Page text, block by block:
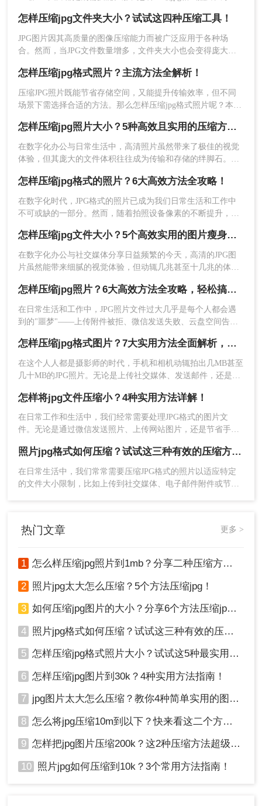
5、压缩完成点击下载即可。
780KB，画质无明显损失
方法三：专业级无损压缩（摄影师专用）
推荐工具：Caesium（免费开源）
核心优势：
可视化画质对比窗口批量处理保留EXIF
信息支持预设压缩方案
1、拖拽图片到软件界面
3、开启【渐进式加载】优化网页显示
方法四：浏览器开发者工具压缩法（新媒体小
适用场景： 需要快速获取网页适配尺寸的缩略图
操作技巧：
3、右键点击 → 【Save for Overrides】
4、本地修改后自动生成压缩版本
进阶技巧：在Sources面板直接调整quality参数（0-
100）
方法五：Python脚本批量处理（程序员专属）
指南，帮你5分钟内学会专业级压缩技巧。
怎样压缩jpg文件夹大小？试试这四种压缩工具！
JPG图片因其高质量的图像压缩能力而被广泛应用于各种场
合。然而，当JPG文件数量增多，文件夹大小也会变得庞大，
呢？本文将介绍四种实用的JPG文件夹压缩方法，帮助您轻松
减小JPG文件夹的大小。
怎样压缩jpg格式照片？主流方法全解析！
压缩JPG照片既能节省存储空间，又能提升传输效率，但不同
场景下需选择合适的方法。那么怎样压缩jpg格式照片呢？本文
提供详细操作指南与避坑建议。
怎样压缩jpg照片大小？5种高效且实用的压缩方法详解！
在数字化办公与日常生活中，高清照片虽然带来了极佳的视觉
体验，但其庞大的文件体积往往成为传输和存储的绊脚石。无
统、办公平台时的容量门槛，亦或是手机相册空间告急，怎样
压缩jpg照片大小始终是许多用户面临的常见难题。
怎样压缩jpg格式的照片？6大高效方法全攻略！
在数字化时代，JPG格式的照片已成为我们日常生活和工作中
不可或缺的一部分。然而，随着拍照设备像素的不断提升，照
便。那么，怎样压缩jpg格式的照片才能既减小体积又不损失画
质呢？本文将从专业经验出发，为您详细介绍6种实测有效的压
缩方案。
怎样压缩jpg文件大小？5个高效实用的图片瘦身方法全解析！
在数字化办公与社交媒体分享日益频繁的今天，高清的JPG图
片虽然能带来细腻的视觉体验，但动辄几兆甚至十几兆的体
虎”。面对“文件过大无法上传”的提示，许多用户都会感到头
疼，迫切想知道怎样压缩jpg文件大小，才能在尽可能不牺牲画
质的前提下，让图片体积大幅“瘦身”。
怎样压缩jpg照片？6大高效方法全攻略，轻松搞定图片瘦身！
在日常生活和工作中，JPG照片文件过大几乎是每个人都会遇
到的"噩梦"——上传附件被拒、微信发送失败、云盘空间告
无数用户反复追问的问题。
怎样压缩jpg格式图片？7大实用方法全面解析，轻松让图片"瘦身"成功！
在这个人人都是摄影师的时代，手机和相机动辄拍出几MB甚至
几十MB的JPG照片。无论是上传社交媒体、发送邮件，还是存
的照片，成了每一位数码用户的必修课。
怎样将jpg文件压缩小？4种实用方法详解！
在日常工作和生活中，我们经常需要处理JPG格式的图片文
件。无论是通过微信发送照片、上传网站图片，还是节省手机
本文将详细介绍4种实用的JPG文件压缩方法，帮助您轻松解决
图片过大问题。
照片jpg格式如何压缩？试试这三种有效的压缩方法！
在日常生活中，我们常常需要压缩JPG格式的照片以适应特定
的文件大小限制，比如上传到社交媒体、电子邮件附件或节省
热门文章 更多 >
1 怎么样压缩jpg照片到1mb？分享二种压缩方法！
2 照片jpg太大怎么压缩？5个方法压缩jpg！
3 如何压缩jpg图片的大小？分享6个方法压缩jpg！
4 照片jpg格式如何压缩？试试这三种有效的压缩方法！
5 怎样压缩jpg格式照片大小？试试这5种最实用的JPG压缩方法！
6 怎样压缩jpg图片到30k？4种实用方法指南！
7 jpg图片太大怎么压缩？教你4种简单实用的图片压缩方法
8 怎么将jpg压缩10m到以下？快来看这二个方法 ！
9 怎样把jpg图片压缩200k？这2种压缩方法超级好用！
10 照片jpg如何压缩到10k？3个常用方法指南！